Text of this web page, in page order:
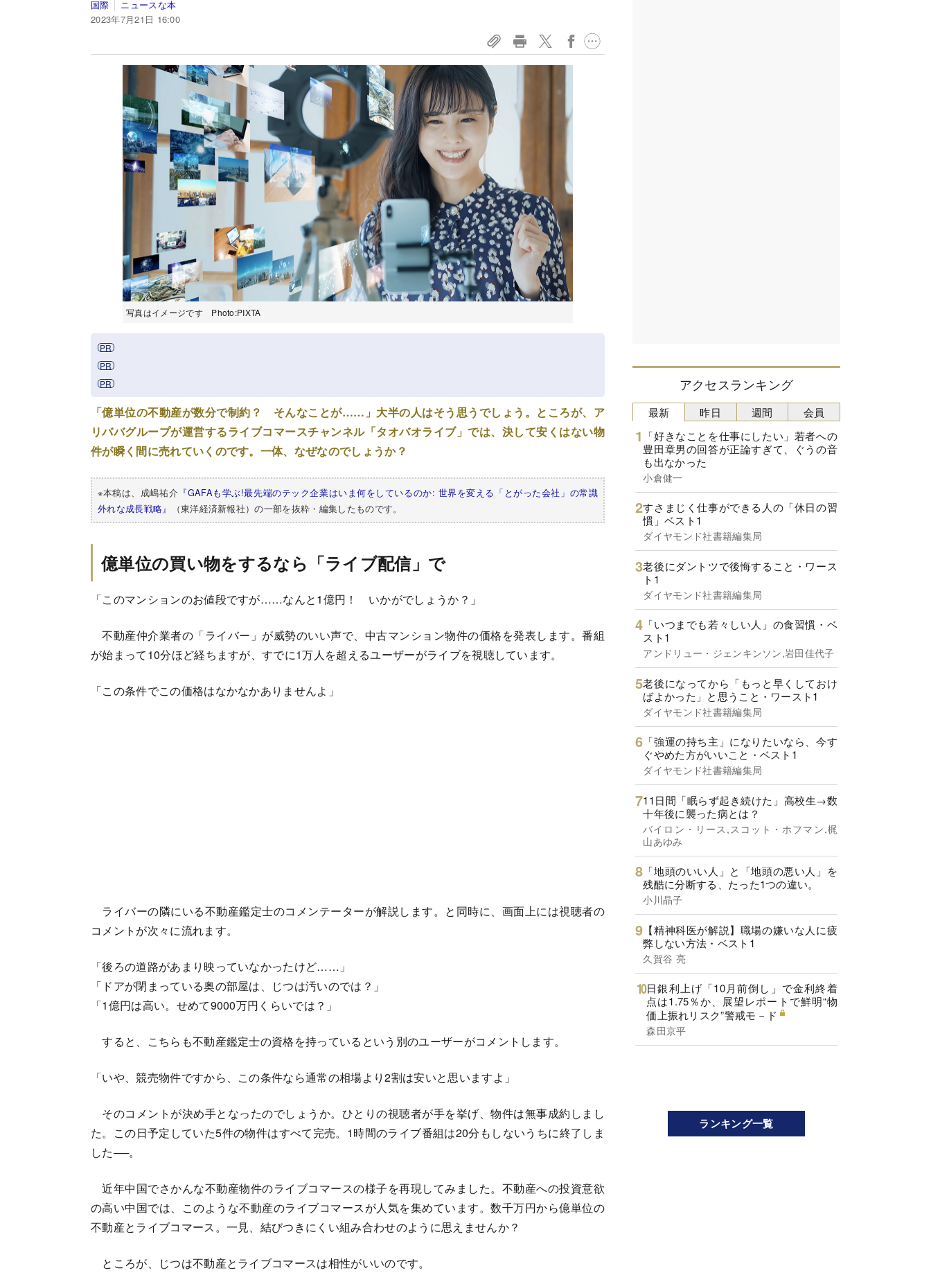
国際
ニュースな本
2023年7月21日 16:00
写真はイメージです Photo:PIXTA
「億単位の不動産が数分で制約？ そんなことが……」大半の人はそう思うでしょう。ところが、ア
リババグループが運営するライブコマースチャンネル「タオバオライブ」では、決して安くはない物
件が瞬く間に売れていくのです。一体、なぜなのでしょうか？
※本稿は、成嶋祐介 『GAFAも学ぶ!最先端のテック企業はいま何をしているのか: 世界を変える「とがった会社」の常識
外れな成長戦略』
（東洋経済新報社）の一部を抜粋・編集したものです。
億単位の買い物をするなら「ライブ配信」で
「このマンションのお値段ですが……なんと1億円！ いかがでしょうか？」
不動産仲介業者の「ライバー」が威勢のいい声で、中古マンション物件の価格を発表します。番組
が始まって10分ほど経ちますが、すでに1万人を超えるユーザーがライブを視聴しています。
「この条件でこの価格はなかなかありませんよ」
ライバーの隣にいる不動産鑑定士のコメンテーターが解説します。と同時に、画面上には視聴者の
コメントが次々に流れます。
「後ろの道路があまり映っていなかったけど……」
「ドアが閉まっている奥の部屋は、じつは汚いのでは？」
「1億円は高い。せめて9000万円くらいでは？」
すると、こちらも不動産鑑定士の資格を持っているという別のユーザーがコメントします。
「いや、競売物件ですから、この条件なら通常の相場より2割は安いと思いますよ」
そのコメントが決め手となったのでしょうか。ひとりの視聴者が手を挙げ、物件は無事成約しまし
た。この日予定していた5件の物件はすべて完売。1時間のライブ番組は20分もしないうちに終了しま
した──。
近年中国でさかんな不動産物件のライブコマースの様子を再現してみました。不動産への投資意欲
の高い中国では、このような不動産のライブコマースが人気を集めています。数千万円から億単位の
不動産とライブコマース。一見、結びつきにくい組み合わせのように思えませんか？
ところが、じつは不動産とライブコマースは相性がいいのです。
アクセスランキング
最新
「好きなことを仕事にしたい」若者への
豊田章男の回答が正論すぎて、ぐうの音
も出なかった
小倉健一
すさまじく仕事ができる人の「休日の習
慣」ベスト1
ダイヤモンド社書籍編集局
老後にダントツで後悔すること・ワース
ト1
ダイヤモンド社書籍編集局
「いつまでも若々しい人」の食習慣・ベ
スト1
アンドリュー・ジェンキンソン,岩田佳代子
老後になってから「もっと早くしておけ
ばよかった」と思うこと・ワースト1
ダイヤモンド社書籍編集局
「強運の持ち主」になりたいなら、今す
ぐやめた方がいいこと・ベスト1
ダイヤモンド社書籍編集局
11日間「眠らず起き続けた」高校生→数
十年後に襲った病とは？
バイロン・リース,スコット・ホフマン,梶
山あゆみ
「地頭のいい人」と「地頭の悪い人」を
残酷に分断する、たった1つの違い。
小川晶子
【精神科医が解説】職場の嫌いな人に疲
弊しない方法・ベスト1
久賀谷 亮
日銀利上げ「10月前倒し」で金利終着
点は1.75％か、展望レポートで鮮明“物
価上振れリスク”警戒モ－ド
森田京平
昨日 週間 会員
ランキング一覧